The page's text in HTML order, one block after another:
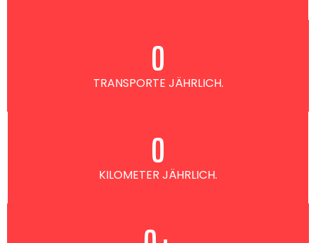
TRANSPORTE JÄHRLICH.
0
KILOMETER JÄHRLICH.
0